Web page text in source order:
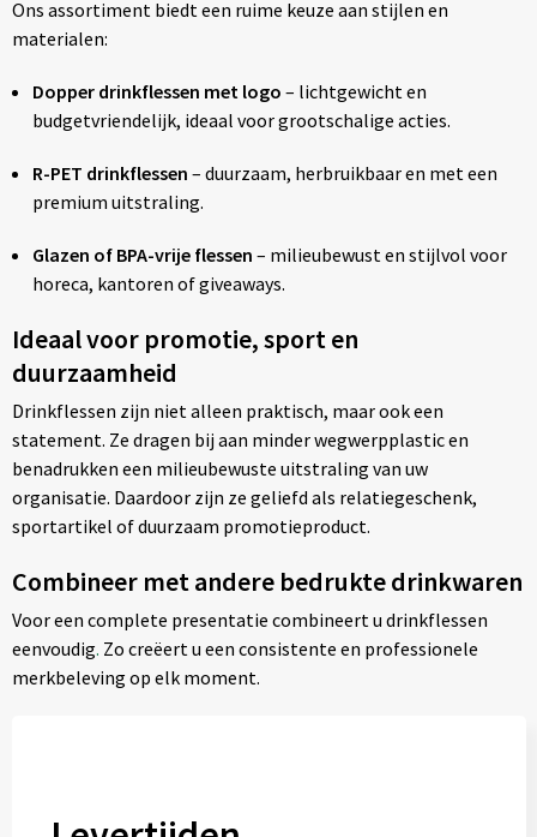
Ons assortiment biedt een ruime keuze aan stijlen en
materialen:
Dopper drinkflessen met logo – lichtgewicht en
budgetvriendelijk, ideaal voor grootschalige acties.
R-PET drinkflessen – duurzaam, herbruikbaar en met een
premium uitstraling.
Glazen of BPA-vrije flessen – milieubewust en stijlvol voor
horeca, kantoren of giveaways.
Ideaal voor promotie, sport en
duurzaamheid
Drinkflessen zijn niet alleen praktisch, maar ook een
statement. Ze dragen bij aan minder wegwerpplastic en
benadrukken een milieubewuste uitstraling van uw
organisatie. Daardoor zijn ze geliefd als relatiegeschenk,
sportartikel of duurzaam promotieproduct.
Combineer met andere bedrukte drinkwaren
Voor een complete presentatie combineert u drinkflessen
eenvoudig. Zo creëert u een consistente en professionele
merkbeleving op elk moment.